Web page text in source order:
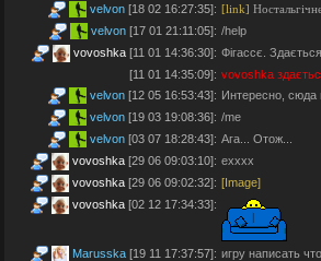
velvon [18 02 16:27:35]: [link]
velvon [17 01 21:11:05]: /help
vovoshka [11 01 14:36:30]: Фігассє.
[11 01 14:35:09]: vovoshka
velvon [12 05 16:53:43]: Интересно, сюда
velvon [19 03 19:08:36]: /me
velvon [03 07 18:28:43]: Ага... Отож...
vovoshka [29 06 09:03:10]: ехххх
vovoshka [29 06 09:02:32]: [Image]
vovoshka [02 12 17:34:33]:
Marusska [19 11 17:37:57]: игру написать